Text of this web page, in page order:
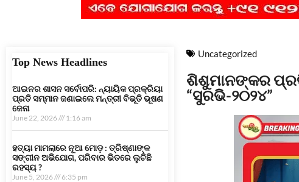
Top News Headlines
ଆଇନର ଶାସନ ସର୍ବୋପରି: ନ୍ୟାୟିକ ପ୍ରକ୍ରିୟା
ପ୍ରତି ସମ୍ମାନ ଜଣାଇଲେ ମନ୍ତ୍ରୀ ବିଭୂତି ଭୂଷଣ
ଜେନା
June 22, 2026 1:16 am
ହତ୍ୟା ମାମଲାରେ ନୂଆ ମୋଡ଼ : ତ୍ରିଷ୍ଣାଙ୍କ
ସଙ୍ଗୀନ ଅଭିଯୋଗ, ପରିବାର ଭିତରେ ଲୁଚିଛି
ରହସ୍ୟ ?
June 5, 2026 6:35 pm
Uncategorized
ଶିଶୁମାନଙ୍କର
“ସୁରଭି-୨୦୨୪”